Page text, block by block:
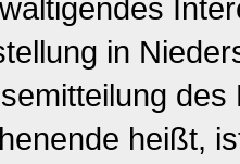
in
heißt,